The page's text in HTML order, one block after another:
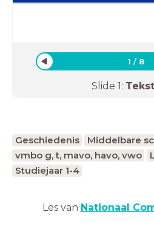
1 / 8
Slide 1:
Geschiedenis Middelbare
vmbo g, t, mavo, havo, vwo
Studiejaar 1-4
Les van Nationaal